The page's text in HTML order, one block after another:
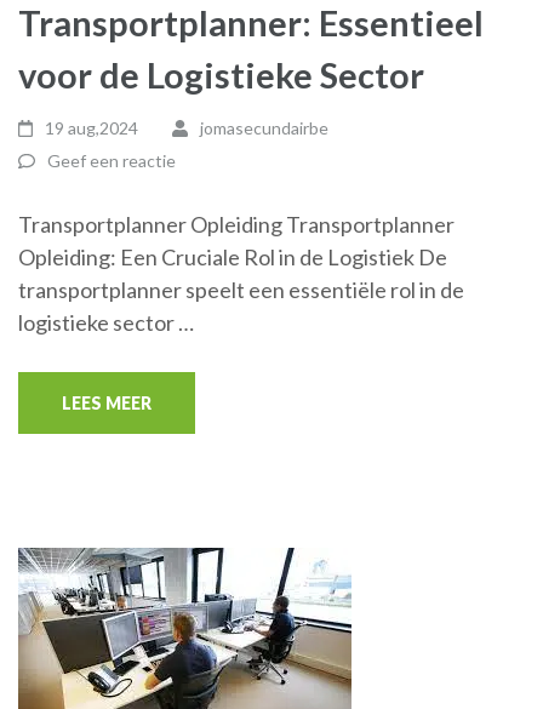
Transportplanner: Essentieel
voor de Logistieke Sector
19 aug,2024
jomasecundairbe
Geef een reactie
Transportplanner Opleiding Transportplanner
Opleiding: Een Cruciale Rol in de Logistiek De
transportplanner speelt een essentiële rol in de
logistieke sector …
LEES MEER